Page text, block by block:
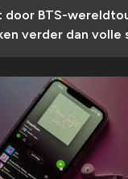
door BTS-
verder dan volle